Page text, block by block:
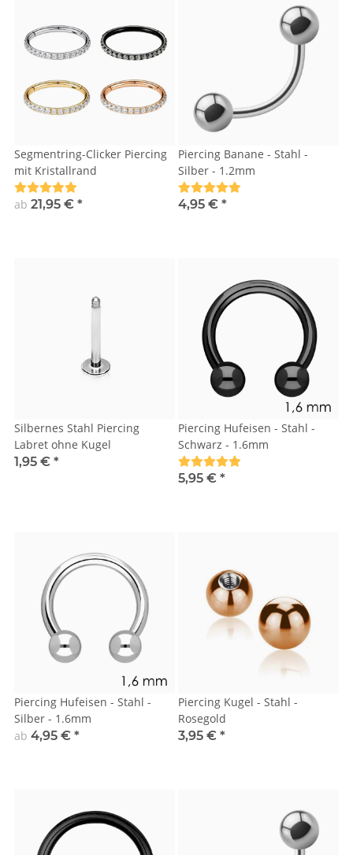
Segmentring-Clicker Piercing
mit Kristallrand
ab 21,95 € *
Piercing Banane - Stahl -
Silber - 1.2mm
4,95 € *
Silbernes Stahl Piercing
Labret ohne Kugel
1,95 € *
Piercing Hufeisen - Stahl -
Schwarz - 1.6mm
5,95 € *
Piercing Hufeisen - Stahl -
Silber - 1.6mm
ab 4,95 € *
Piercing Kugel - Stahl -
Rosegold
3,95 € *